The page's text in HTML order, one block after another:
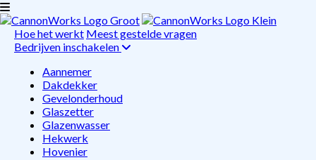
Hoe het werkt Meest gestelde vragen
Bedrijven inschakelen
Aannemer
Dakdekker
Gevelonderhoud
Glaszetter
Glazenwasser
Hekwerk
Hovenier